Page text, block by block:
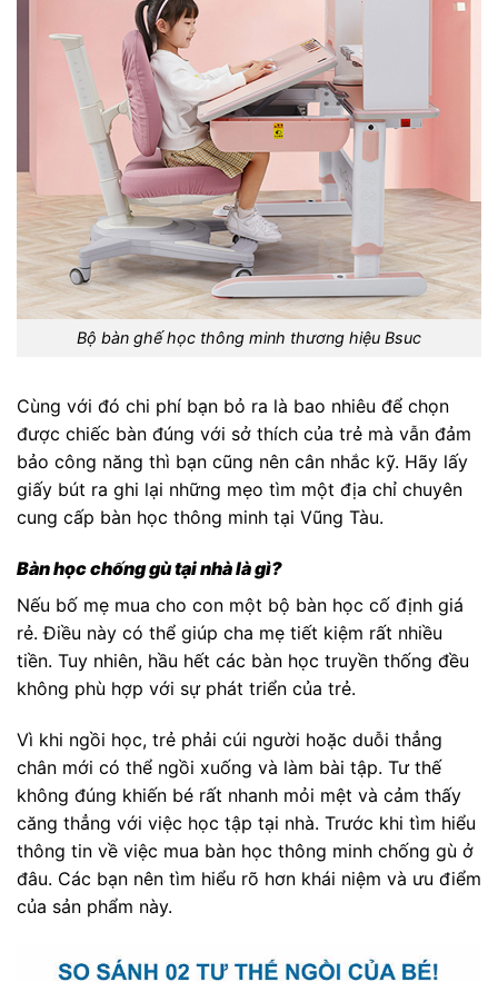
Bộ bàn ghế học thông minh thương hiệu Bsuc
Cùng với đó chi phí bạn bỏ ra là bao nhiêu để chọn
được chiếc bàn đúng với sở thích của trẻ mà vẫn đảm
bảo công năng thì bạn cũng nên cân nhắc kỹ. Hãy lấy
giấy bút ra ghi lại những mẹo tìm một địa chỉ chuyên
cung cấp bàn học thông minh tại Vũng Tàu.
Bàn học chống gù tại nhà là gì?
Nếu bố mẹ mua cho con một bộ bàn học cố định giá
rẻ. Điều này có thể giúp cha mẹ tiết kiệm rất nhiều
tiền. Tuy nhiên, hầu hết các bàn học truyền thống đều
không phù hợp với sự phát triển của trẻ.
Vì khi ngồi học, trẻ phải cúi người hoặc duỗi thẳng
chân mới có thể ngồi xuống và làm bài tập. Tư thế
không đúng khiến bé rất nhanh mỏi mệt và cảm thấy
căng thẳng với việc học tập tại nhà. Trước khi tìm hiểu
thông tin về việc mua bàn học thông minh chống gù ở
đâu. Các bạn nên tìm hiểu rõ hơn khái niệm và ưu điểm
của sản phẩm này.